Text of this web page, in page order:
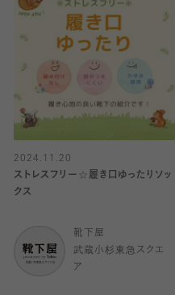
2024.11.20
ストレスフリー☆履き口ゆったりソッ
クス
靴下屋
武蔵小杉東急スクエ
ア